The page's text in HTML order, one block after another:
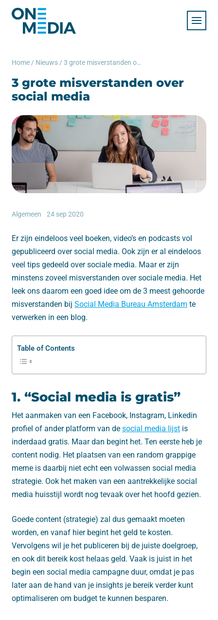
Home / Nieuws / 3 grote misverstanden over social media
3 grote misverstanden over
social media
Algemeen 24 sep 2020
Er zijn eindeloos veel boeken, video’s en podcasts vol
gepubliceerd over social media. Ook zijn er al eindeloos
veel tips gedeeld over sociale media. Maar er zijn
minstens zoveel misverstanden over sociale media. Het
leek ons daarom een goed idee om de 3 meest gehoorde
misverstanden bij Social Media Bureau Amsterdam te
verwerken in een blog.
Table of Contents
1. “Social media is gratis”
Het aanmaken van een Facebook, Instagram, Linkedin
profiel of ander platform van de social media lijst is
inderdaad gratis. Maar dan begint het. Ten eerste heb je
content nodig. Het plaatsen van een random grappige
meme is daarbij niet echt een volwassen social media
strategie. Ook het maken van een aantrekkelijke social
media huisstijl wordt nog tevaak over het hoofd gezien.
Goede content (strategie) zal dus gemaakt moeten
worden, en vanaf hier begint het geld te kosten.
Vervolgens wil je het publiceren bij de juiste doelgroep,
en ook dit bereik kost helaas geld. Vaak is juist in het
begin een social media campagne duur, omdat je pas
later aan de hand van je insights je bereik verder kunt
optimaliseren om budget te kunnen besparen.